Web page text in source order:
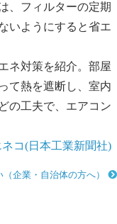
、フィルターの定期
いようにすると省エ
ネ対策を紹介。部屋
て熱を遮断し、室内
の工夫で、エアコン
コ(日本工業新聞社)
企業・自治体の方へ）